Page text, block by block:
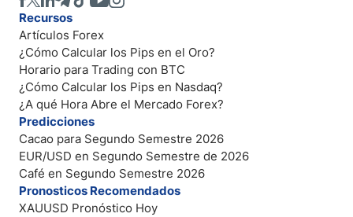
Recursos
Artículos Forex
¿Cómo Calcular los Pips en el Oro?
Horario para Trading con BTC
¿Cómo Calcular los Pips en Nasdaq?
¿A qué Hora Abre el Mercado Forex?
Predicciones
Cacao para Segundo Semestre 2026
EUR/USD en Segundo Semestre de 2026
Café en Segundo Semestre 2026
Pronosticos Recomendados
XAUUSD Pronóstico Hoy